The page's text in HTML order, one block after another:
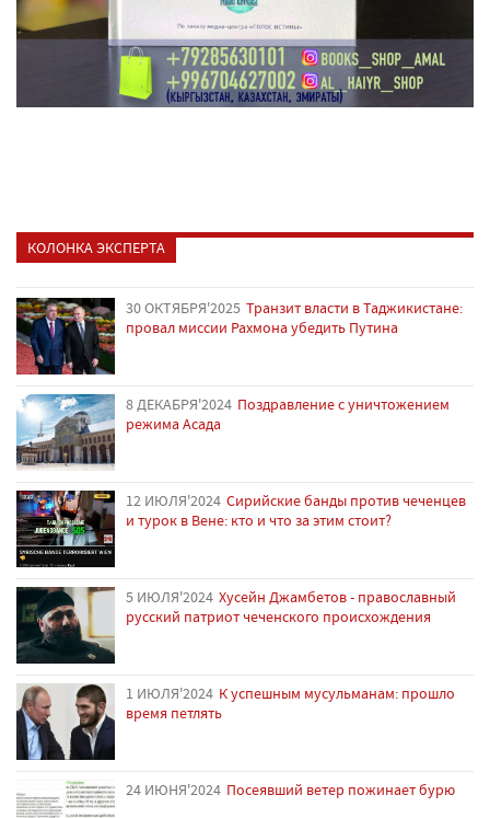
КОЛОНКА ЭКСПЕРТА
30 ОКТЯБРЯ'2025 Транзит власти в Таджикистане:
провал миссии Рахмона убедить Путина
8 ДЕКАБРЯ'2024 Поздравление с уничтожением
режима Асада
12 ИЮЛЯ'2024 Сирийские банды против чеченцев
и турок в Вене: кто и что за этим стоит?
5 ИЮЛЯ'2024 Хусейн Джамбетов - православный
русский патриот чеченского происхождения
1 ИЮЛЯ'2024 К успешным мусульманам: прошло
время петлять
24 ИЮНЯ'2024 Посеявший ветер пожинает бурю